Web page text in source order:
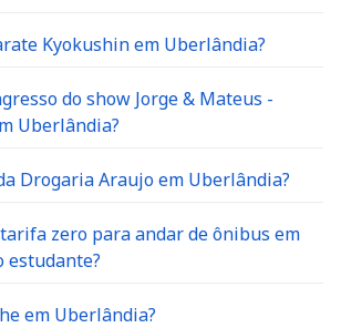
Kyokushin em Uberlândia?
do show Jorge & Mateus -
Uberlândia?
Drogaria Araujo em Uberlândia?
zero para andar de ônibus em
estudante?
em Uberlândia?